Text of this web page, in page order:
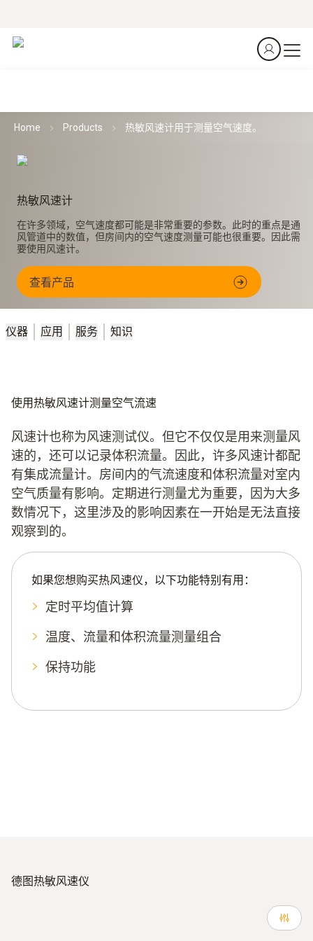
Home Products 热敏风速计用于测量空气速度。
热敏风速计
在许多领域，空气速度都可能是非常重要的参数。此时的重点是通
风管道中的数值，但房间内的空气速度测量可能也很重要。因此需
要使用风速计。
查看产品
仪器 应用 服务 知识
使用热敏风速计测量空气流速
风速计也称为风速测试仪。但它不仅仅是用来测量风
速的，还可以记录体积流量。因此，许多风速计都配
有集成流量计。房间内的气流速度和体积流量对室内
空气质量有影响。定期进行测量尤为重要，因为大多
数情况下，这里涉及的影响因素在一开始是无法直接
观察到的。
如果您想购买热风速仪，以下功能特别有用：
定时平均值计算
温度、流量和体积流量测量组合
保持功能
德图热敏风速仪